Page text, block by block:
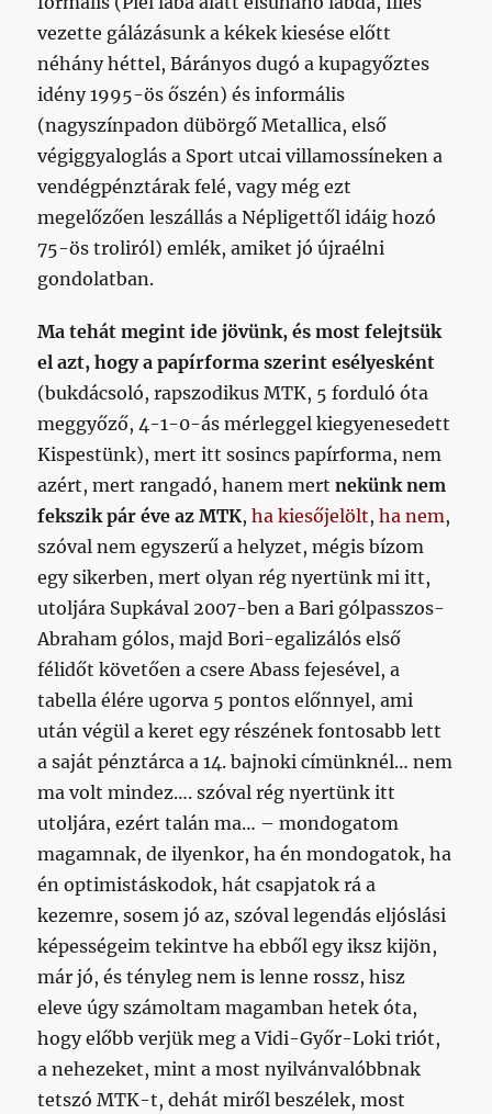
vezette gálázásunk a kékek kiesése előtt
néhány héttel, Bárányos dugó a kupagyőztes
idény 1995-ös őszén) és informális
(nagyszínpadon dübörgő Metallica, első
végiggyaloglás a Sport utcai villamossíneken a
vendégpénztárak felé, vagy még ezt
megelőzően leszállás a Népligettől idáig hozó
75-ös troliról) emlék, amiket jó újraélni
gondolatban.
Ma tehát megint ide jövünk, és most felejtsük
el azt, hogy a papírforma szerint esélyesként
(bukdácsoló, rapszodikus MTK, 5 forduló óta
meggyőző, 4-1-0-ás mérleggel kiegyenesedett
Kispestünk), mert itt sosincs papírforma, nem
azért, mert rangadó, hanem mertnekünk nem
fekszik pár éve az MTK,ha kiesőjelölt,ha nem,
szóval nem egyszerű a helyzet, mégis bízom
egy sikerben, mert olyan rég nyertünk mi itt,
utoljára Supkával 2007-ben a Bari gólpasszos-
Abraham gólos, majd Bori-egalizálós első
félidőt követően a csere Abass fejesével, a
tabella élére ugorva 5 pontos előnnyel, ami
után végül a keret egy részének fontosabb lett
a saját pénztárca a 14. bajnoki címünknél… nem
ma volt mindez…. szóval rég nyertünk itt
utoljára, ezért talán ma… – mondogatom
magamnak, de ilyenkor, ha én mondogatok, ha
én optimistáskodok, hát csapjatok rá a
kezemre, sosem jó az, szóval legendás eljóslási
képességeim tekintve ha ebből egy iksz kijön,
már jó, és tényleg nem is lenne rossz, hisz
eleve úgy számoltam magamban hetek óta,
hogy előbb verjük meg a Vidi-Győr-Loki triót,
a nehezeket, mint a most nyilvánvalóbbnak
tetszó MTK-t, dehát miről beszélek, most